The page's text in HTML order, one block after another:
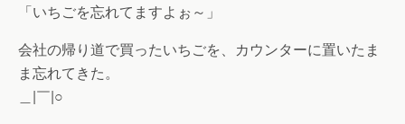
「いちごを忘れてますよぉ～」
会社の帰り道で買ったいちごを、カウンターに置いたま
ま忘れてきた。
＿|￣|○